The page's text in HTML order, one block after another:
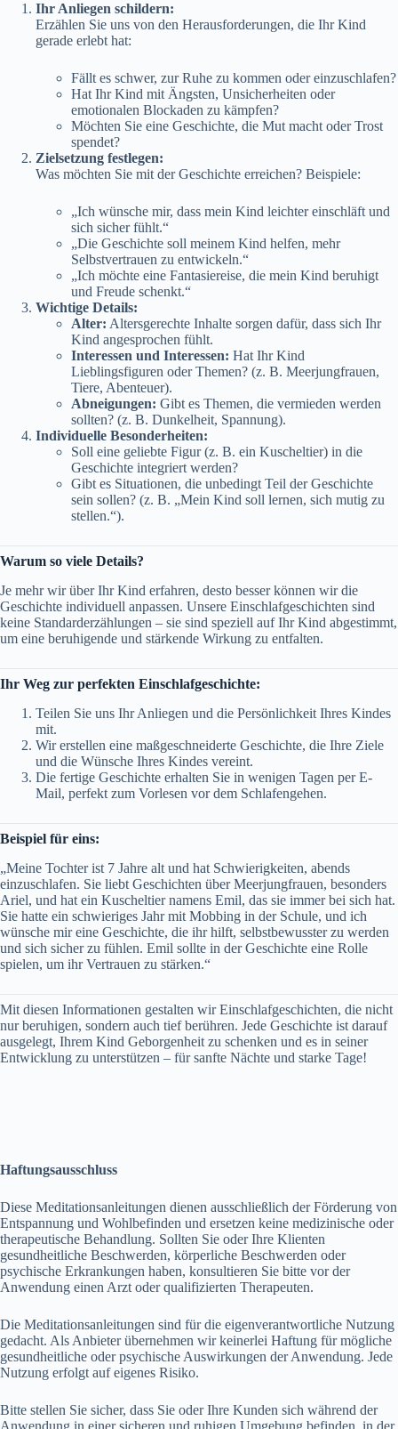
Ihr Anliegen schildern:
Erzählen Sie uns von den Herausforderungen, die Ihr Kind
gerade erlebt hat:
Fällt es schwer, zur Ruhe zu kommen oder einzuschlafen?
Hat Ihr Kind mit Ängsten, Unsicherheiten oder
emotionalen Blockaden zu kämpfen?
Möchten Sie eine Geschichte, die Mut macht oder Trost
spendet?
Zielsetzung festlegen:
Was möchten Sie mit der Geschichte erreichen? Beispiele:
„Ich wünsche mir, dass mein Kind leichter einschläft und
sich sicher fühlt.“
„Die Geschichte soll meinem Kind helfen, mehr
Selbstvertrauen zu entwickeln.“
„Ich möchte eine Fantasiereise, die mein Kind beruhigt
und Freude schenkt.“
Wichtige Details:
Alter: Altersgerechte Inhalte sorgen dafür, dass sich Ihr
Kind angesprochen fühlt.
Interessen und Interessen: Hat Ihr Kind
Lieblingsfiguren oder Themen? (z. B. Meerjungfrauen,
Tiere, Abenteuer).
Abneigungen: Gibt es Themen, die vermieden werden
sollten? (z. B. Dunkelheit, Spannung).
Individuelle Besonderheiten:
Soll eine geliebte Figur (z. B. ein Kuscheltier) in die
Geschichte integriert werden?
Gibt es Situationen, die unbedingt Teil der Geschichte
sein sollen? (z. B. „Mein Kind soll lernen, sich mutig zu
stellen.“).
Warum so viele Details?
Je mehr wir über Ihr Kind erfahren, desto besser können wir die
Geschichte individuell anpassen. Unsere Einschlafgeschichten sind
keine Standarderzählungen – sie sind speziell auf Ihr Kind abgestimmt,
um eine beruhigende und stärkende Wirkung zu entfalten.
Ihr Weg zur perfekten Einschlafgeschichte:
Teilen Sie uns Ihr Anliegen und die Persönlichkeit Ihres Kindes
mit.
Wir erstellen eine maßgeschneiderte Geschichte, die Ihre Ziele
und die Wünsche Ihres Kindes vereint.
Die fertige Geschichte erhalten Sie in wenigen Tagen per E-
Mail, perfekt zum Vorlesen vor dem Schlafengehen.
Beispiel für eins:
„Meine Tochter ist 7 Jahre alt und hat Schwierigkeiten, abends
einzuschlafen. Sie liebt Geschichten über Meerjungfrauen, besonders
Ariel, und hat ein Kuscheltier namens Emil, das sie immer bei sich hat.
Sie hatte ein schwieriges Jahr mit Mobbing in der Schule, und ich
wünsche mir eine Geschichte, die ihr hilft, selbstbewusster zu werden
und sich sicher zu fühlen. Emil sollte in der Geschichte eine Rolle
spielen, um ihr Vertrauen zu stärken.“
Mit diesen Informationen gestalten wir Einschlafgeschichten, die nicht
nur beruhigen, sondern auch tief berühren. Jede Geschichte ist darauf
ausgelegt, Ihrem Kind Geborgenheit zu schenken und es in seiner
Entwicklung zu unterstützen – für sanfte Nächte und starke Tage!
Haftungsausschluss
Diese Meditationsanleitungen dienen ausschließlich der Förderung von
Entspannung und Wohlbefinden und ersetzen keine medizinische oder
therapeutische Behandlung. Sollten Sie oder Ihre Klienten
gesundheitliche Beschwerden, körperliche Beschwerden oder
psychische Erkrankungen haben, konsultieren Sie bitte vor der
Anwendung einen Arzt oder qualifizierten Therapeuten.
Die Meditationsanleitungen sind für die eigenverantwortliche Nutzung
gedacht. Als Anbieter übernehmen wir keinerlei Haftung für mögliche
gesundheitliche oder psychische Auswirkungen der Anwendung. Jede
Nutzung erfolgt auf eigenes Risiko.
Bitte stellen Sie sicher, dass Sie oder Ihre Kunden sich während der
Anwendung in einer sicheren und ruhigen Umgebung befinden, in der